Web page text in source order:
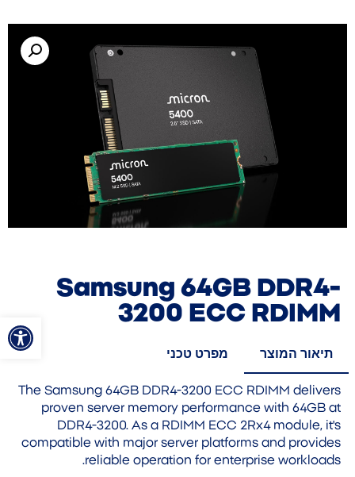
פתח
Samsung 64GB DDR4-
3200 ECC RDIMM
תיאור המוצר מפרט טכני
The Samsung 64GB DDR4-3200 ECC RDIMM delivers
proven server memory performance with 64GB at
DDR4-3200. As a RDIMM ECC 2Rx4 module, it's
compatible with major server platforms and provides
reliable operation for enterprise workloads.